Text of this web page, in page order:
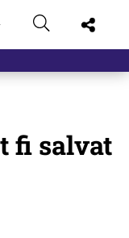
fi salvat